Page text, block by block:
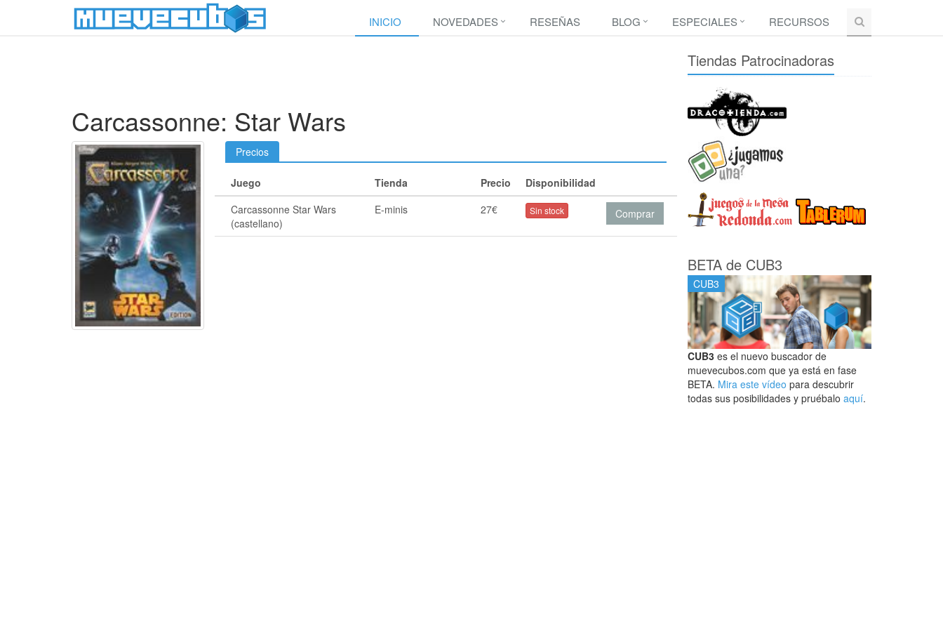
INICIO NOVEDADES RESEÑAS BLOG ESPECIALES RECURSOS
Carcassonne: Star Wars
Precios
Juego Tienda Precio
Disponibilidad
Carcassonne Star Wars
(castellano)
E-minis 27€ Sin stock Comprar
Tiendas Patrocinadoras
BETA de CUB3
CUB3
CUB3es el nuevo buscador de
muevecubos.com que ya está en fase
BETA. Mira este vídeo para descubrir
todas sus posibilidades y pruébalo aquí.